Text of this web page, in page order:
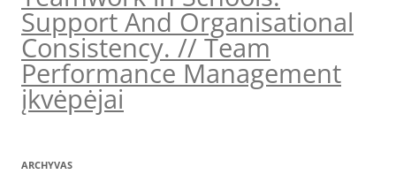
Support And Organisational
Consistency. // Team
Performance Management
įkvėpėjai
ARCHYVAS